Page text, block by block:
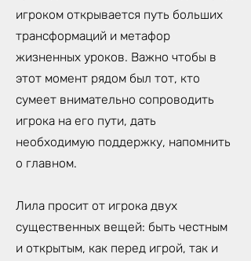
игроком открывается путь больших
трансформаций и метафор
жизненных уроков. Важно чтобы в
этот момент рядом был тот, кто
сумеет внимательно сопроводить
игрока на его пути, дать
необходимую поддержку, напомнить
о главном.
Лила просит от игрока двух
существенных вещей: быть честным
и открытым, как перед игрой, так и